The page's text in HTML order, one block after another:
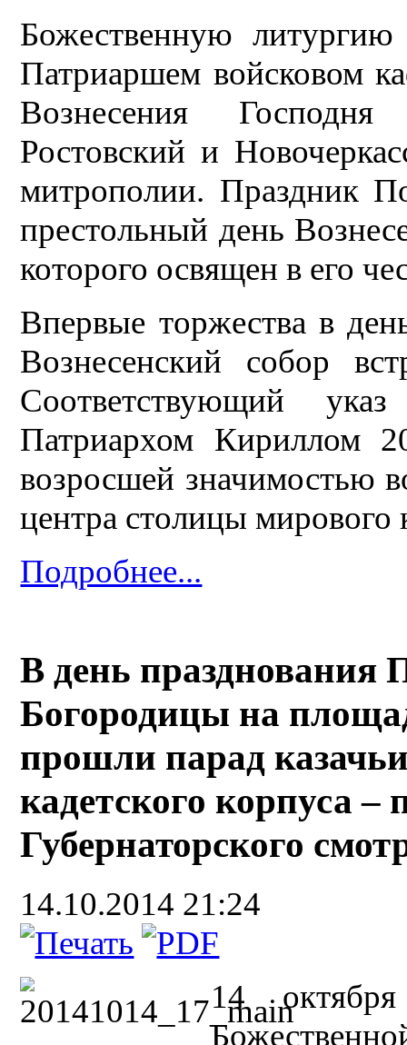
Божественную литургию
Патриаршем войсковом
Вознесения
Ростовский и
митрополии. Праздник
престольный день
которого освящен в его
Впервые торжества в
Вознесенский собор
Соответствующий
Патриархом Кириллом
возросшей значимостью
центра столицы мирового
Подробнее...
В день празднования
Богородицы на
прошли парад
кадетского корпуса –
Губернаторского
14.10.2014 21:24
14